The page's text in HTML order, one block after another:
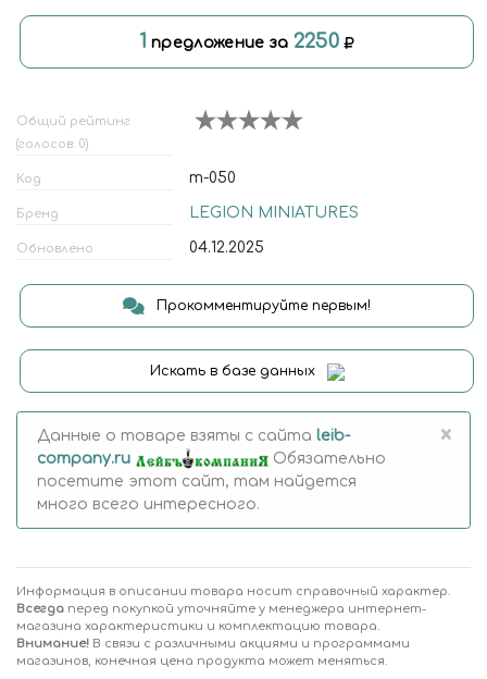
1 предложение за 2250
Общий рейтинг
(голосов: 0)
Код m-050
Бренд LEGION MINIATURES
Обновлено 04.12.2025
Прокомментируйте первым!
Искать в базе данных
Данные о товаре взяты с сайта leib-
company.ru
Обязательно
посетите этот сайт, там найдется
много всего интересного.
×
Информация в описании товара носит справочный характер.
Всегда перед покупкой уточняйте у менеджера интернет-
магазина характеристики и комплектацию товара.
Внимание! В связи с различными акциями и программами
магазинов, конечная цена продукта может меняться.